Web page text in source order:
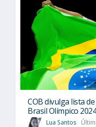
COB divulga lista
Brasil Olímpico
Lua Santos